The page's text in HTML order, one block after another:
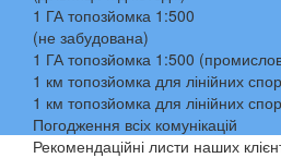
1 ГА топозйомка 1:500
(не забудована)
1 ГА топозйомка 1:500
1 км топозйомка для лінійних
1 км топозйомка для лінійних
Погодження всіх комунікацій
Рекомендаційні листи наших